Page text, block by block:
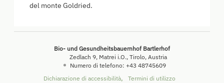
del monte Goldried.
Bio- und Gesundheitsbauernhof Bartlerhof
Zedlach 9 Matrei i.O. Tirolo Austria
Numero di telefono:+43 48745609
Dichiarazione di accessibilità
Termini di utilizzo